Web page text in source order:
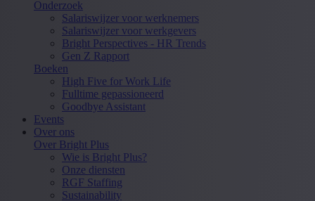
Onderzoek
Salariswijzer voor werknemers
Salariswijzer voor werkgevers
Bright Perspectives - HR Trends
Gen Z Rapport
Boeken
High Five for Work Life
Fulltime gepassioneerd
Goodbye Assistant
Events
Over ons
Over Bright Plus
Wie is Bright Plus?
Onze diensten
RGF Staffing
Sustainability